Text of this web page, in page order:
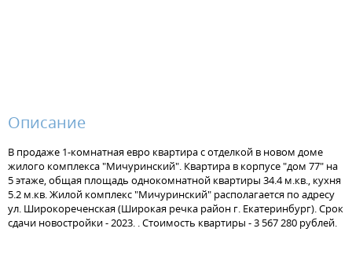
Описание
В продаже 1-комнатная евро квартира с отделкой в новом доме
жилого комплекса "Мичуринский". Квартира в корпусе "дом 77" на
5 этаже, общая площадь однокомнатной квартиры 34.4 м.кв., кухня
5.2 м.кв. Жилой комплекс "Мичуринский" располагается по адресу
ул. Широкореченская (Широкая речка район г. Екатеринбург). Срок
сдачи новостройки - 2023. . Стоимость квартиры - 3 567 280 рублей.